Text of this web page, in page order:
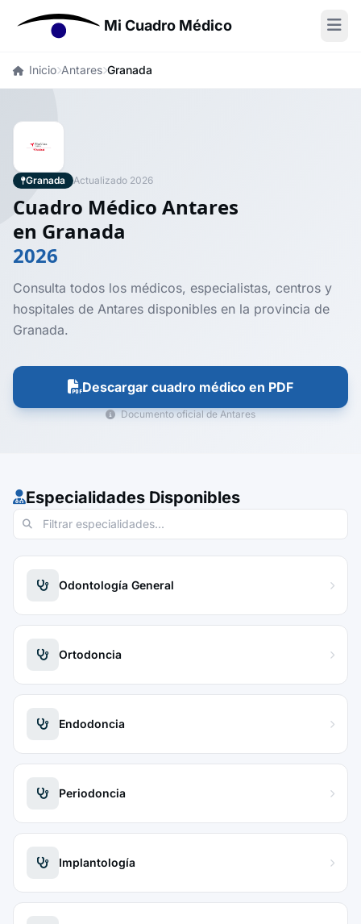
Mi Cuadro Médico
Inicio Antares Granada
Granada Actualizado 2026
Cuadro Médico Antares
en Granada
2026
Consulta todos los médicos, especialistas, centros y
hospitales de Antares disponibles en la provincia de
Granada.
Descargar cuadro médico en PDF
Documento oficial de Antares
Especialidades Disponibles
Odontología General
Ortodoncia
Endodoncia
Periodoncia
Implantología